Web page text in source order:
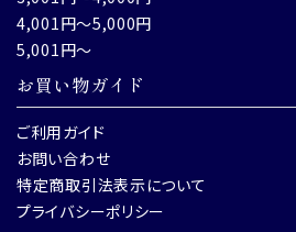
4,001円～5,000円
5,001円～
お買い物ガイド
ご利用ガイド
お問い合わせ
特定商取引法表示について
プライバシーポリシー